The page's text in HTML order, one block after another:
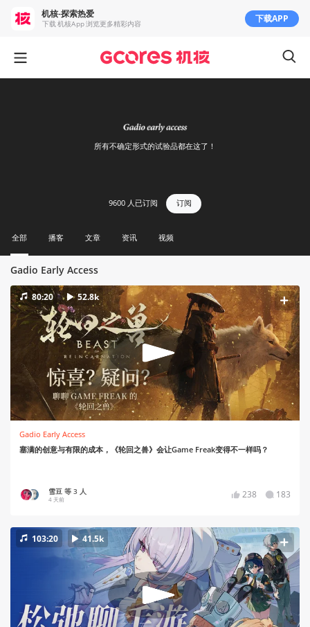
所有不确定形式的试验品都在这了！
9600 人已订阅 订阅
全部 播客 文章 资讯 视频
Gadio Early Access
80:20 52.8k
Gadio Early Access
塞满的创意与有限的成本，《轮回之兽》会让Game Freak变得不一样吗？
雪豆 等 3 人
4 天前 238 183
103:20 41.5k
机核-探索热爱
下载 机核App 浏览更多精彩内容 下载APP